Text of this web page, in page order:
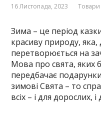
16 Листопада, 2023
Зима – це період
красиву природу, яка,
перетворюється на
Мова про свята, яких
передбачає
зимові Свята – то
всіх – і для дорослих, і